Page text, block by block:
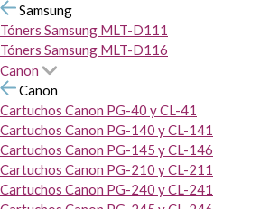
Samsung
Tóners Samsung MLT-D111
Tóners Samsung MLT-D116
Canon
Canon
Cartuchos Canon PG-40 y CL-41
Cartuchos Canon PG-140 y CL-141
Cartuchos Canon PG-145 y CL-146
Cartuchos Canon PG-210 y CL-211
Cartuchos Canon PG-240 y CL-241